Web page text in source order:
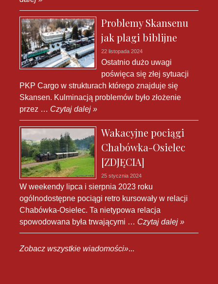
Problemy Skansenu
jak plagi biblijne
22 listopada 2024
Ostatnio dużo uwagi
poświęca się złej sytuacji
PKP Cargo w strukturach którego znajduje się
Skansen. Kulminacją problemów było złożenie
przez … Czytaj dalej »
Wakacyjne pociągi
Chabówka-Osielec
[ZDJĘCIA]
25 stycznia 2024
W weekendy lipca i sierpnia 2023 roku
ogólnodostępne pociągi retro kursowały w relacji
Chabówka-Osielec. Ta nietypowa relacja
spowodowana była trwającymi … Czytaj dalej »
Zobacz wszystkie wiadomości»...